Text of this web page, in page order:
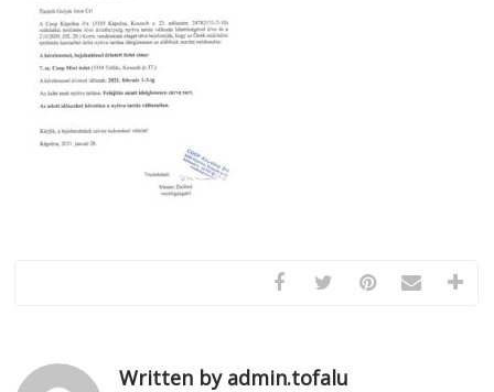
Written by admin.tofalu